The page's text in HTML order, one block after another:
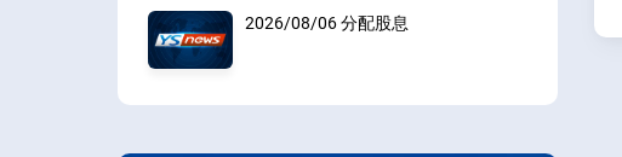
2026/08/06 分配股息